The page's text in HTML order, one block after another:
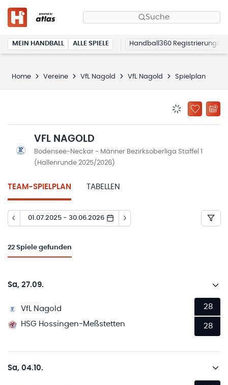
Suche
MEIN HANDBALL ALLE SPIELE Handball360 Registrierung
Home Vereine VfL Nagold VfL Nagold Spielplan
ZU
VFL NAGOLD
Bodensee-Neckar - Männer Bezirksoberliga Staffel 1
(Hallenrunde 2025/2026)
TEAM-SPIELPLAN TABELLEN
01.07.2025 - 30.06.2026
22 Spiele gefunden
Sa, 27.09.
VfL Nagold
HSG Hossingen-Meßstetten
28
28
Sa, 04.10.